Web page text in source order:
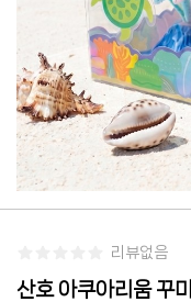
리뷰없음
산호 아쿠아리움 꾸